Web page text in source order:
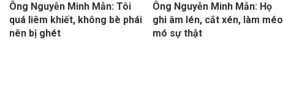
Ông Nguyễn Minh Mẫn: Tôi
quá liêm khiết, không bè phái
nên bị ghét
Ông Nguyễn Minh Mẫn: Họ
ghi âm lén, cắt xén, làm méo
mó sự thật